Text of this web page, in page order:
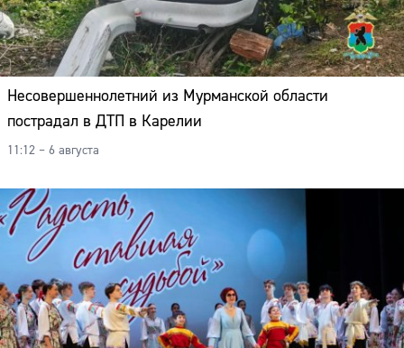
Несовершеннолетний из Мурманской области
пострадал в ДТП в Карелии
11:12 – 6 августа